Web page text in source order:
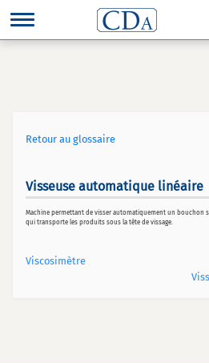
Retour au glossaire
Visseuse automatique linéaire
Machine permettant de visser automatiquement un bouchon
qui transporte les produits sous la tête de vissage.
Viscosimètre